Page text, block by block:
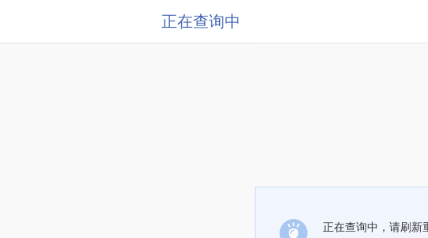
正在查询中
正在查询中，请刷新